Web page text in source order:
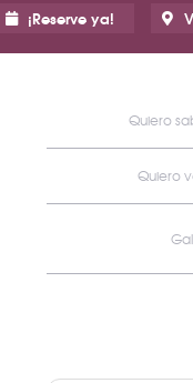
¡Reserve ya!
Quiero
Quiero